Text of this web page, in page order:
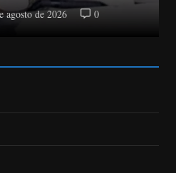
9 de agosto de 2026